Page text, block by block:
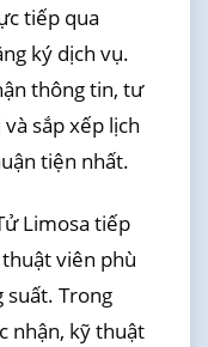
tiếp qua
ký dịch vụ.
thông tin, tư
sắp xếp lịch
tiện nhất.
Limosa tiếp
viên phù
suất. Trong
nhận, kỹ thuật